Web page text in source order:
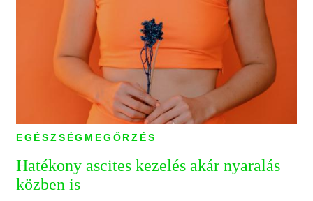
EGÉSZSÉGMEGŐRZÉS
Hatékony ascites kezelés akár nyaralás
közben is